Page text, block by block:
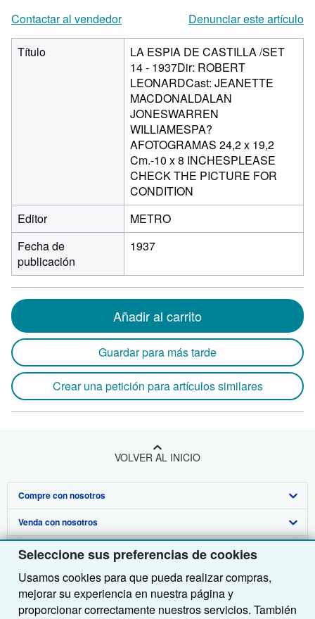
Seleccione sus preferencias de cookies
Usamos cookies para que pueda realizar compras,
mejorar su experiencia en nuestra página y
proporcionar correctamente nuestros servicios. También
Contactar al vendedor
Denunciar este artículo
Título
LA ESPIA DE CASTILLA /SET
14 - 1937Dir: ROBERT
LEONARDCast: JEANETTE
MACDONALDALAN
JONESWARREN
WILLIAMESPA?
AFOTOGRAMAS 24,2 x 19,2
Cm.-10 x 8 INCHESPLEASE
CHECK THE PICTURE FOR
CONDITION
Editor
METRO
Fecha de
publicación
1937
Añadir al carrito
Guardar para más tarde
Crear una petición para artículos similares
VOLVER AL INICIO
Compre con nosotros
Búsqueda avanzada
Colecciones
Mi cuenta
Mis pedidos
Venda con nosotros
Comenzar a vender
Únase a nuestro programa de afiliados
Recomiende un vendedor
Sobre nosotros
Sobre IberLibro
Medios
Obtener Ayuda
Preguntas frecuentes y guías
Otras compañías de AbeBooks